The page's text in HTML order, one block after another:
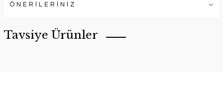
ÖNERİLERİNİZ
Tavsiye Ürünler